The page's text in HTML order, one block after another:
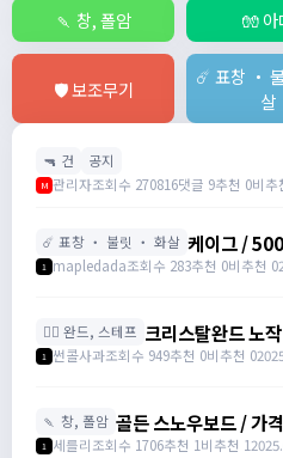
🍡 창, 폴암 🧤 아
🛡️ 보조무기
☄️ 표창 ・
살
🔫 건 공지
M 관리자조회수 270816댓글 9추천 0비추
☄️ 표창 ・ 불릿 ・ 화살 케이그 /
1 mapledada조회수 283추천 0비추천 0
🧙‍♀️ 완드, 스테프 크리스탈완드 노
력52 15만 팝니
https://
1 썬콜사과조회수 949추천 0비추천 0
🍡 창, 폴암 골든 스노우보드 / 가
든 스노우보드 3강
1 세를리조회수 1706추천 1비추천 1